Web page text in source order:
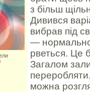
з більш
Дивився
вибрав під
— нормально
рветься. Це
Загалом
можна